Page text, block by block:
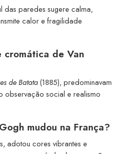
das paredes sugere calma,
calor e fragilidade
de Van
de Batata(1885), predominavam
observação social e realismo
mudou na França?
adotou cores vibrantes e